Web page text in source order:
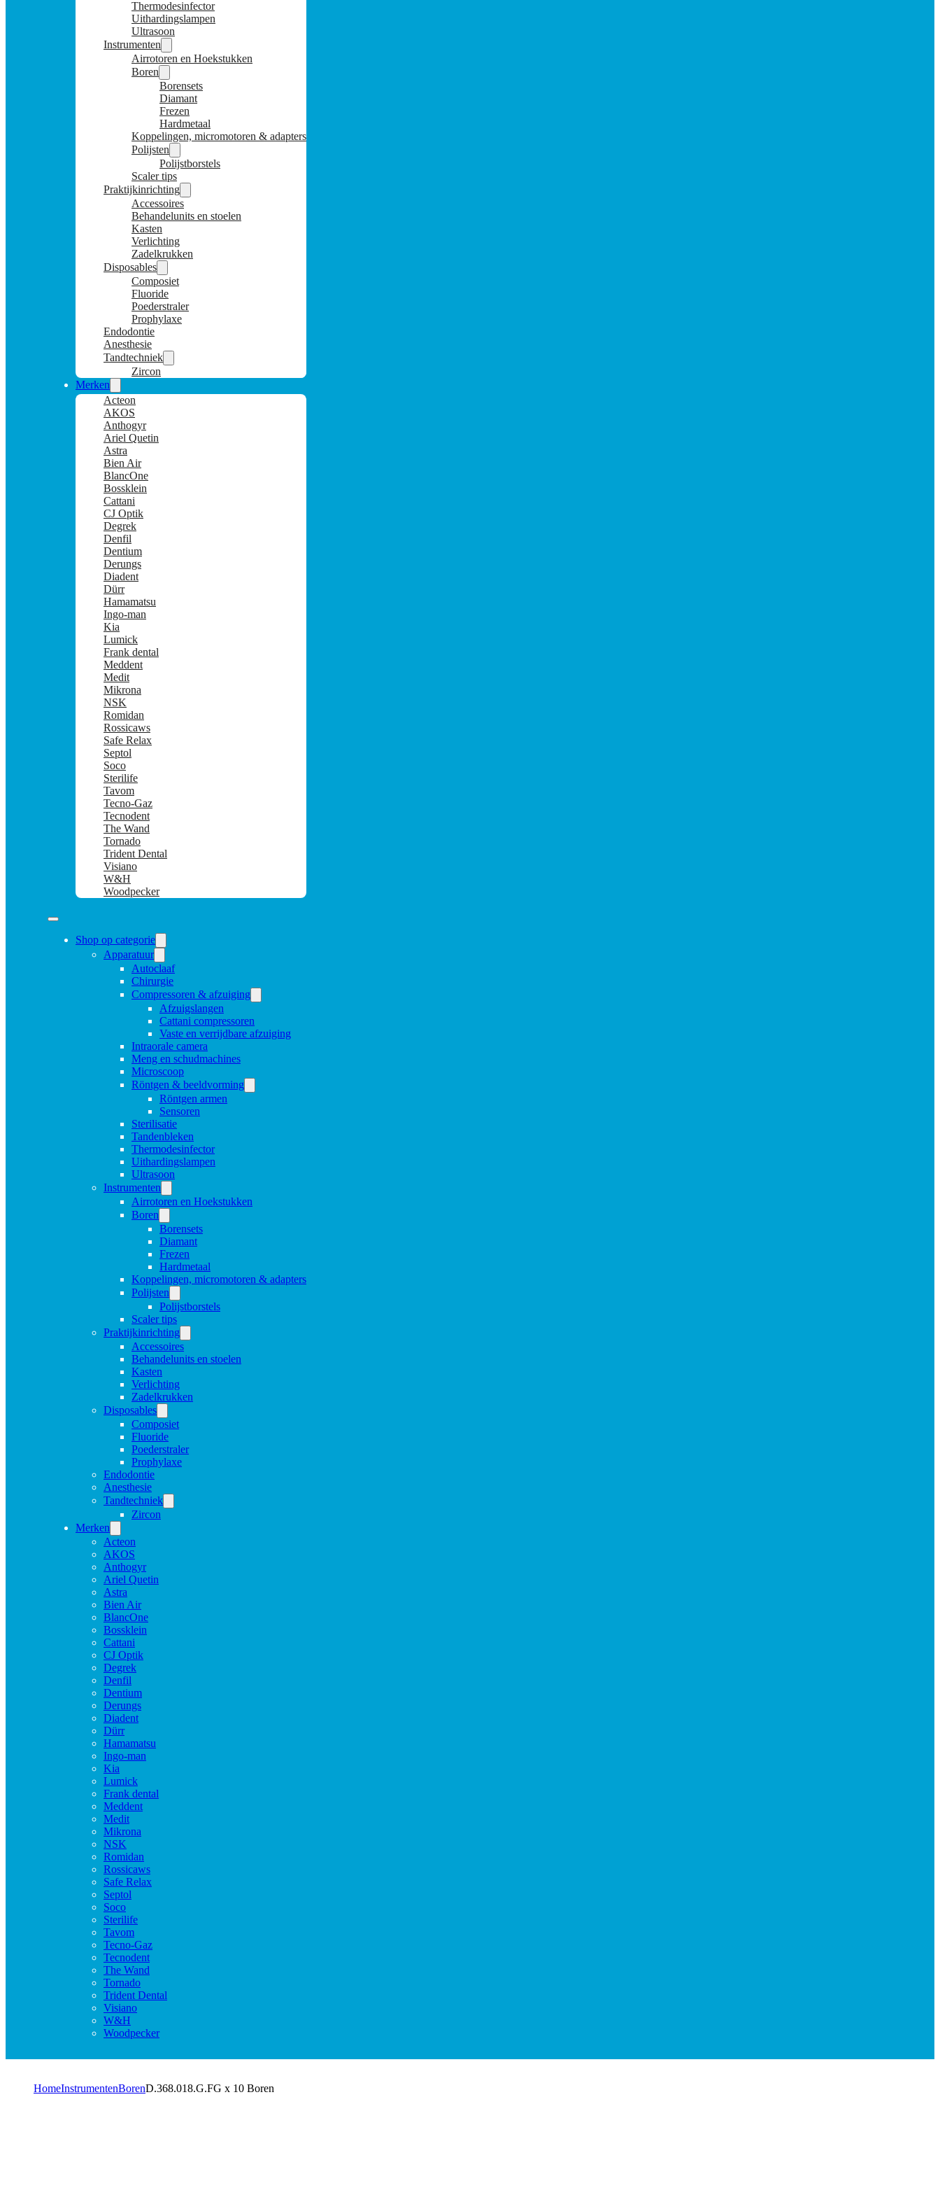
Thermodesinfector
Uithardingslampen
Ultrasoon
Instrumenten
Airrotoren en Hoekstukken
Boren
Borensets
Diamant
Frezen
Hardmetaal
Koppelingen, micromotoren & adapters
Polijsten
Polijstborstels
Scaler tips
Praktijkinrichting
Accessoires
Behandelunits en stoelen
Kasten
Verlichting
Zadelkrukken
Disposables
Composiet
Fluoride
Poederstraler
Prophylaxe
Endodontie
Anesthesie
Tandtechniek
Zircon
Merken
Acteon
AKOS
Anthogyr
Ariel Quetin
Astra
Bien Air
BlancOne
Bossklein
Cattani
CJ Optik
Degrek
Denfil
Dentium
Derungs
Diadent
Dürr
Hamamatsu
Ingo-man
Kia
Lumick
Frank dental
Meddent
Medit
Mikrona
NSK
Romidan
Rossicaws
Safe Relax
Septol
Soco
Sterilife
Tavom
Tecno-Gaz
Tecnodent
The Wand
Tornado
Trident Dental
Visiano
W&H
Woodpecker
Shop op categorie
Apparatuur
Autoclaaf
Chirurgie
Compressoren & afzuiging
Afzuigslangen
Cattani compressoren
Vaste en verrijdbare afzuiging
Intraorale camera
Meng en schudmachines
Microscoop
Röntgen & beeldvorming
Röntgen armen
Sensoren
Sterilisatie
Tandenbleken
Thermodesinfector
Uithardingslampen
Ultrasoon
Instrumenten
Airrotoren en Hoekstukken
Boren
Borensets
Diamant
Frezen
Hardmetaal
Koppelingen, micromotoren & adapters
Polijsten
Polijstborstels
Scaler tips
Praktijkinrichting
Accessoires
Behandelunits en stoelen
Kasten
Verlichting
Zadelkrukken
Disposables
Composiet
Fluoride
Poederstraler
Prophylaxe
Endodontie
Anesthesie
Tandtechniek
Zircon
Merken
Acteon
AKOS
Anthogyr
Ariel Quetin
Astra
Bien Air
BlancOne
Bossklein
Cattani
CJ Optik
Degrek
Denfil
Dentium
Derungs
Diadent
Dürr
Hamamatsu
Ingo-man
Kia
Lumick
Frank dental
Meddent
Medit
Mikrona
NSK
Romidan
Rossicaws
Safe Relax
Septol
Soco
Sterilife
Tavom
Tecno-Gaz
Tecnodent
The Wand
Tornado
Trident Dental
Visiano
W&H
Woodpecker
HomeInstrumentenBorenD.368.018.G.FG x 10 Boren